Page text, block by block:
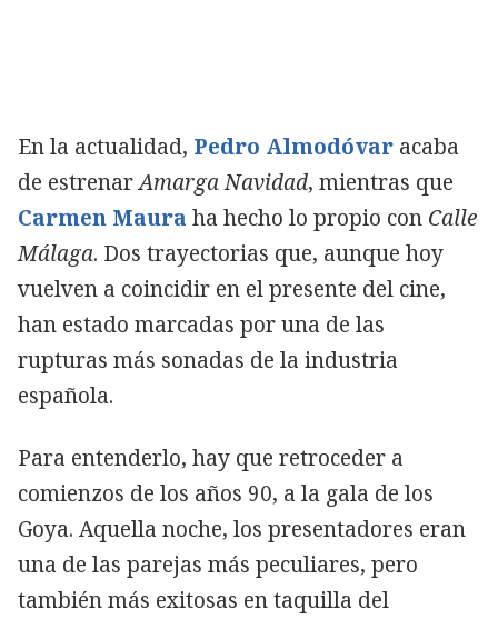
En la actualidad, Pedro Almodóvar acaba
de estrenarAmarga Navidad, mientras que
Carmen Maura ha hecho lo propio con Calle
Málaga. Dos trayectorias que, aunque hoy
vuelven a coincidir en el presente del cine,
han estado marcadas por una de las
rupturas más sonadas de la industria
española.
Para entenderlo, hay que retroceder a
comienzos de los años 90, a la gala de los
Goya. Aquella noche, los presentadores eran
una de las parejas más peculiares, pero
también más exitosas en taquilla del